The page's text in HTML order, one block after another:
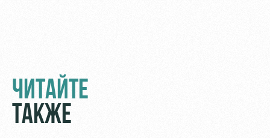
ЧИТАЙТЕ
ТАКЖЕ